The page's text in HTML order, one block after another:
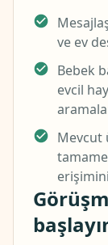
ve ev
Bebek
evcil
Mevcut